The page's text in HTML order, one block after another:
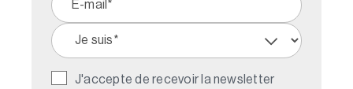
J'accepte de recevoir la newsletter